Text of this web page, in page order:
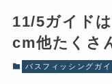
11/5ガイド
cm他たくさ
バスフィッシングガイ